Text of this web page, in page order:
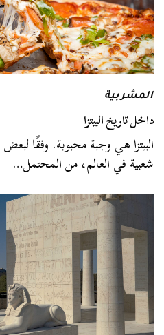
المشربية
داخل تاريخ البيتزا
البيتزا هي وجبة محبوبة. وفقًا
شعبية في العالم، من المحتمل…